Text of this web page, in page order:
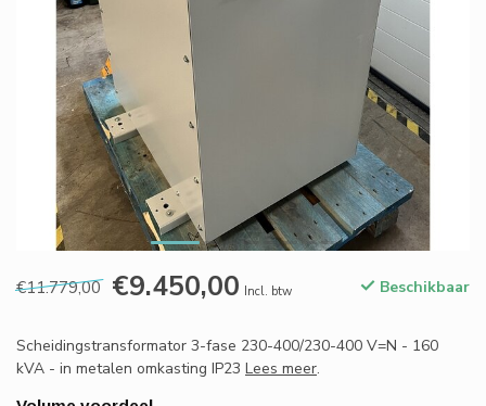
€11.779,00 €9.450,00 Incl. btw Beschikbaar
Scheidingstransformator 3-fase 230-400/230-400 V=N - 160
kVA - in metalen omkasting IP23 Lees meer.